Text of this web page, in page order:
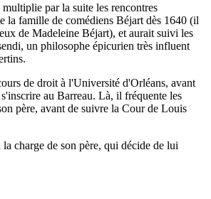
par la suite les rencontres
la famille de comédiens Béjart dès 1640 (il
de Madeleine Béjart), et aurait suivi les
un philosophe épicurien très influent
de droit à l'Université d'Orléans, avant
au Barreau. Là, il fréquente les
père, avant de suivre la Cour de Louis
charge de son père, qui décide de lui